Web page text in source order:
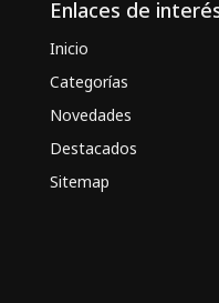
Enlaces de
Inicio
Categorías
Novedades
Destacados
Sitemap